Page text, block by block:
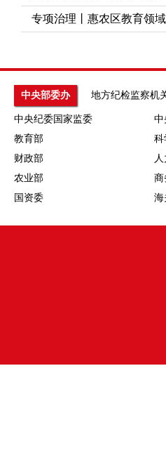
专项治理丨惠农区教育领
中央部委办 地方纪检监察机
中央纪委国家监委 中
教育部
科
财政部
农业部
商
国资委
海